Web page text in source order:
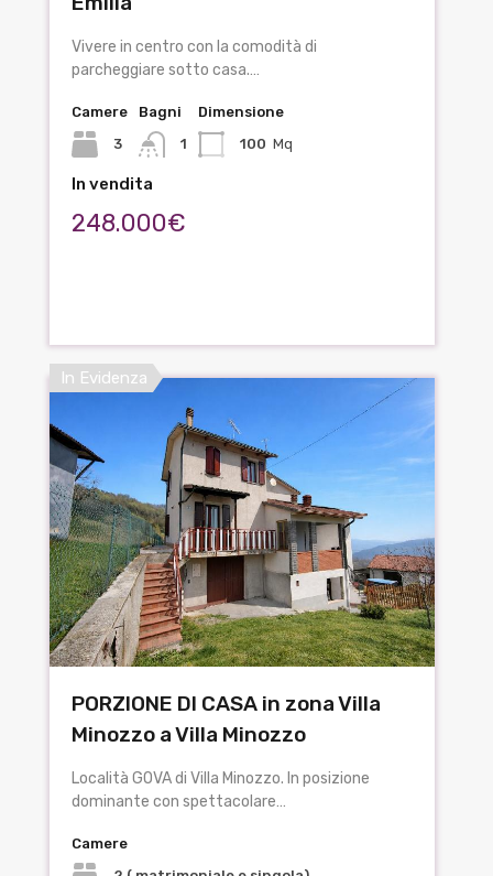
Vivere in centro con la comodità di
parcheggiare sotto casa.…
Camere
3
Bagni
1
Dimensione
100 Mq
In vendita
248.000€
In Evidenza
PORZIONE DI CASA in zona Villa
Minozzo a Villa Minozzo
Località GOVA di Villa Minozzo. In posizione
dominante con spettacolare…
Camere